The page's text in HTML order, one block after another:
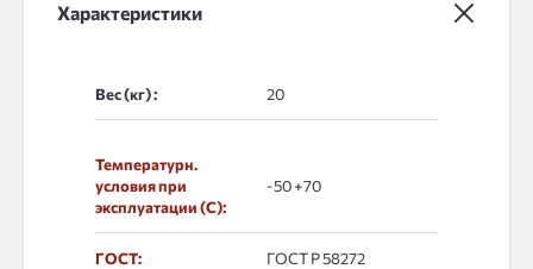
Характеристики
Вес (кг) :
Температурн.
условия при
эксплуатации (С):
-50 +70
ГОСТ: ГОСТ Р 58272